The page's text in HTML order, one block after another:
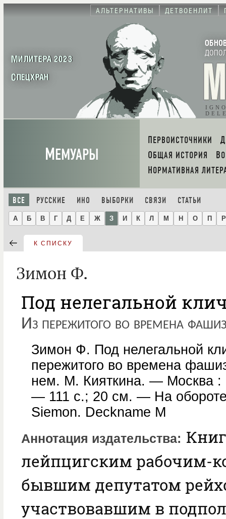
АЛЬТЕРНАТИВЫ ДЕТВОЕНЛИТ
МИЛИТЕРА 2023
СПЕЦХРАН
МЕМУАРЫ
ПЕРВОИСТОЧНИКИ
ОБЩАЯ ИСТОРИЯ
НОРМАТИВНАЯ
ВСЕ РУССКИЕ ИНО ВЫБОРКИ СВЯЗИ СТАТЬИ
А Б В Г Д Е Ж З И К Л М Н О П Р
К СПИСКУ
Зимон Ф.
Под нелегальной
Из пережитого во времена
Зимон Ф. Под нелегальной
пережитого во времена
нем. М. Кияткина. — Москва :
— 111 с.; 20 см. — На
Siemon. Deckname M
Аннотация издательства
лейпцигским рабочим-
бывшим депутатом
участвовавшим в